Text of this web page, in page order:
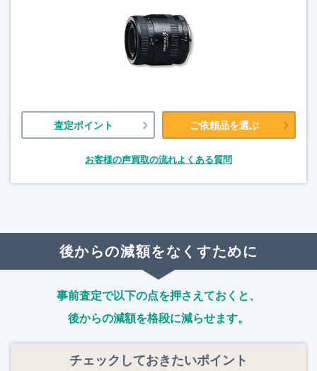
査定ポイント ご依頼品を選ぶ
お客様の声買取の流れよくある質問
後からの減額をなくすために
事前査定で以下の点を押さえておくと、
後からの減額を格段に減らせます。
チェックしておきたいポイント